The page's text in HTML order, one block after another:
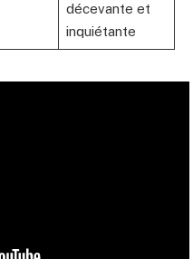
décevante et
inquiétante